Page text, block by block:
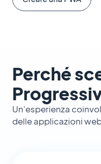
Perché
Un'esperienza
delle applicazioni